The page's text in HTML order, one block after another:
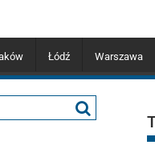
Łódź Warszawa